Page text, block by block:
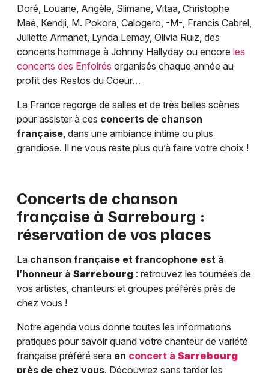
Doré, Louane, Angèle, Slimane, Vitaa, Christophe
Maé, Kendji, M. Pokora, Calogero, -M-, Francis Cabrel,
Juliette Armanet, Lynda Lemay, Olivia Ruiz, des
concerts hommage à Johnny Hallyday ou encore les
concerts des Enfoirés organisés chaque année au
profit des Restos du Coeur…
La France regorge de salles et de très belles scènes
pour assister à ces concerts de chanson
française, dans une ambiance intime ou plus
grandiose. Il ne vous reste plus qu’à faire votre choix !
Concerts de chanson
française à Sarrebourg :
réservation de vos places
La chanson française et francophone est à
l’honneur à Sarrebourg : retrouvez les tournées de
vos artistes, chanteurs et groupes préférés près de
chez vous !
Notre agenda vous donne toutes les informations
pratiques pour savoir quand votre chanteur de variété
française préféré sera en concert à Sarrebourg
près de chez vous. Découvrez sans tarder les